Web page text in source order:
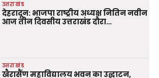
उत्तराखंड
देहरादून: भाजपा राष्ट्रीय अध्यक्ष नितिन नवीन
आज तीन दिवसीय उत्तराखंड दौरा…
उत्तराखंड
खैरासैंण महाविद्यालय भवन का उद्घाटन,